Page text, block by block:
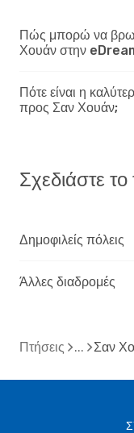
Πώς μπορώ να βρω
Χουάν στην
Πότε είναι η
προς Σαν Χουάν;
Σχεδιάστε το
Δημοφιλείς πόλεις
Άλλες διαδρομές
Πτήσεις Σαν